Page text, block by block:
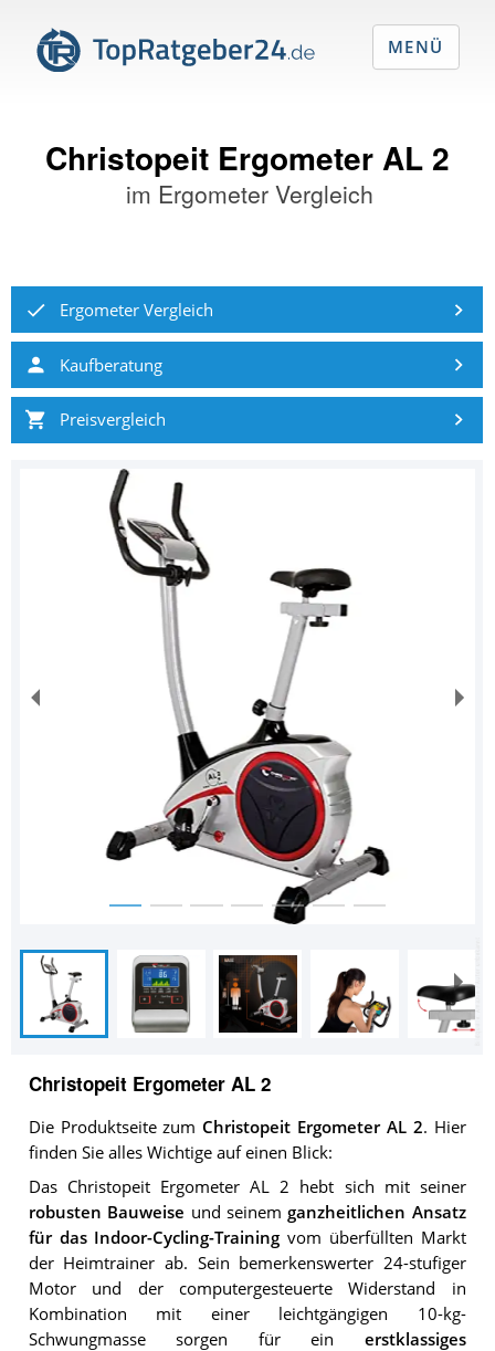
Christopeit Ergometer AL 2
im Ergometer Vergleich
Ergometer Vergleich
Kaufberatung
Preisvergleich
Christopeit Ergometer AL 2
Die Produktseite zum Christopeit Ergometer AL 2. Hier
finden Sie alles Wichtige auf einen Blick:
Das Christopeit Ergometer AL 2 hebt sich mit seiner
robusten Bauweise und seinemganzheitlichen Ansatz
für das Indoor-Cycling-Training vom überfüllten Markt
der Heimtrainer ab. Sein bemerkenswerter 24-stufiger
Motor und der computergesteuerte Widerstand in
Kombination mit einer leichtgängigen 10-kg-
Schwungmasse sorgen für ein erstklassiges
MENÜ